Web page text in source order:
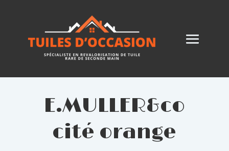
E.MULLER&co
cité orange